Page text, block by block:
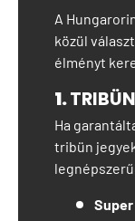
A
közül
élményt
1.
Ha
tribün
Super